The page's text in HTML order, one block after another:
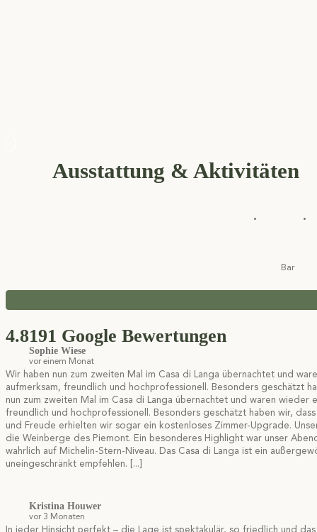
Ausstattung & Aktivitäten
Bar
4.8191 Google Bewertungen
Sophie Wiese
vor einem Monat
Wir haben nun zum zweiten Mal im Casa di Langa übernachtet und
aufmerksam, freundlich und hochprofessionell. Besonders geschätzt
nun zum zweiten Mal im Casa di Langa übernachtet und waren
freundlich und hochprofessionell. Besonders geschätzt haben wir,
und Freude erhielten wir sogar ein kostenloses Zimmer-Upgrade.
die Weinberge des Piemont. Ein besonderes Highlight war unser
wahrlich auf Michelin-Stern-Niveau. Das Casa di Langa ist ein
uneingeschränkt empfehlen.
[...]
Kristina Houwer
vor 3 Monaten
In jeder Hinsicht perfekt – die Lage ist spektakulär, so friedlich und